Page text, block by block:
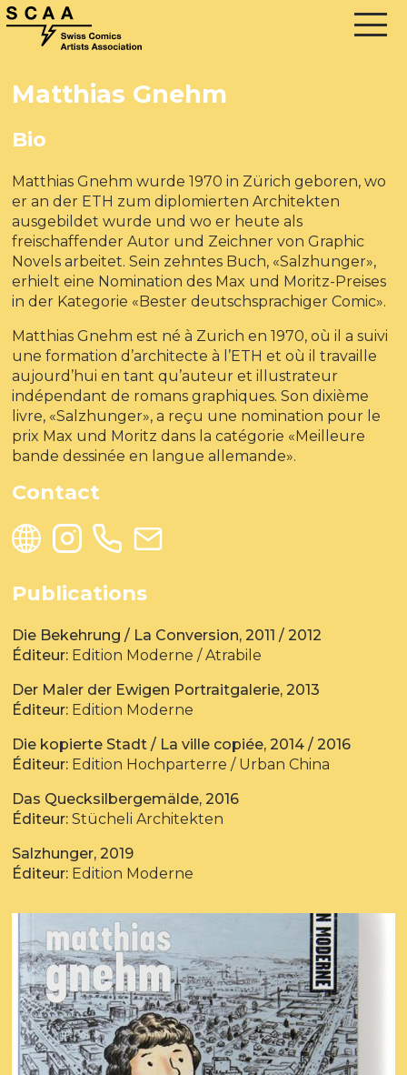
Matthias Gnehm
Bio
Matthias Gnehm wurde 1970 in Zürich geboren, wo
er an der ETH zum diplomierten Architekten
ausgebildet wurde und wo er heute als
freischaffender Autor und Zeichner von Graphic
Novels arbeitet. Sein zehntes Buch, «Salzhunger»,
erhielt eine Nomination des Max und Moritz-Preises
in der Kategorie «Bester deutschsprachiger Comic».
Matthias Gnehm est né à Zurich en 1970, où il a suivi
une formation d’architecte à l’ETH et où il travaille
aujourd’hui en tant qu’auteur et illustrateur
indépendant de romans graphiques. Son dixième
livre, «Salzhunger», a reçu une nomination pour le
prix Max und Moritz dans la catégorie «Meilleure
bande dessinée en langue allemande».
Contact
Publications
Die Bekehrung / La Conversion, 2011 / 2012
Éditeur: Edition Moderne / Atrabile
Der Maler der Ewigen Portraitgalerie, 2013
Éditeur: Edition Moderne
Die kopierte Stadt / La ville copiée, 2014 / 2016
Éditeur: Edition Hochparterre / Urban China
Das Quecksilbergemälde, 2016
Éditeur: Stücheli Architekten
Salzhunger, 2019
Éditeur: Edition Moderne